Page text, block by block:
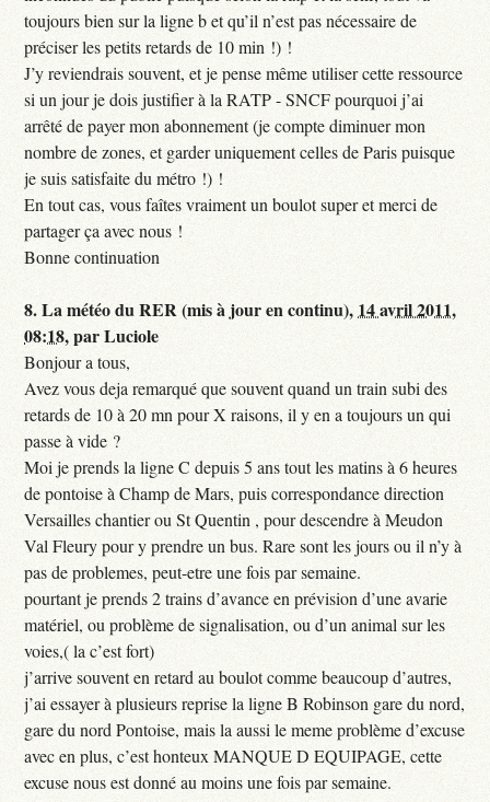
toujours bien sur la ligne b et qu’il n’est pas nécessaire de
préciser les petits retards de 10 min !) !
J’y reviendrais souvent, et je pense même utiliser cette ressource
si un jour je dois justifier à la RATP - SNCF pourquoi j’ai
arrêté de payer mon abonnement (je compte diminuer mon
nombre de zones, et garder uniquement celles de Paris puisque
je suis satisfaite du métro !) !
En tout cas, vous faîtes vraiment un boulot super et merci de
partager ça avec nous !
Bonne continuation
8.La météo du RER (mis à jour en continu), 14 avril 2011,
08:18,parLuciole
Bonjour a tous,
Avez vous deja remarqué que souvent quand un train subi des
retards de 10 à 20 mn pour X raisons, il y en a toujours un qui
passe à vide ?
Moi je prends la ligne C depuis 5 ans tout les matins à 6 heures
de pontoise à Champ de Mars, puis correspondance direction
Versailles chantier ou St Quentin , pour descendre à Meudon
Val Fleury pour y prendre un bus. Rare sont les jours ou il n’y à
pas de problemes, peut-etre une fois par semaine.
pourtant je prends 2 trains d’avance en prévision d’une avarie
matériel, ou problème de signalisation, ou d’un animal sur les
voies,( la c’est fort)
j’arrive souvent en retard au boulot comme beaucoup d’autres,
j’ai essayer à plusieurs reprise la ligne B Robinson gare du nord,
gare du nord Pontoise, mais la aussi le meme problème d’excuse
avec en plus, c’est honteux MANQUE D EQUIPAGE, cette
excuse nous est donné au moins une fois par semaine.